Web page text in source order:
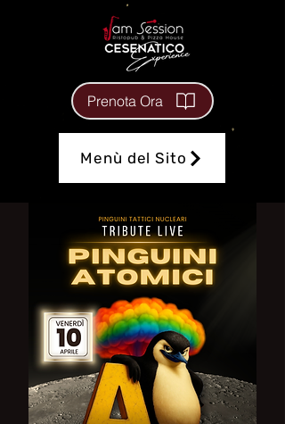
Menù del Sito
Prenota Ora